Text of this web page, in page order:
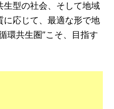
生型の社会、そして地域
に応じて、最適な形で地
環共生圏”こそ、目指す